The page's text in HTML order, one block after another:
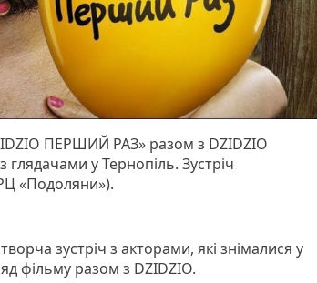
ПЕРШИЙ РАЗ» разом з DZIDZIO
у Тернопіль. Зустріч
«Подоляни»).
зустріч з акторами, які знімалися у
фільму разом з DZIDZIO.